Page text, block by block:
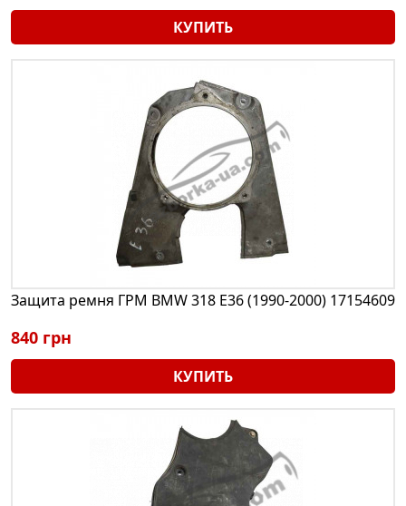
КУПИТЬ
Защита ремня ГРМ BMW 318 E36 (1990-2000) 17154609
840 грн
КУПИТЬ